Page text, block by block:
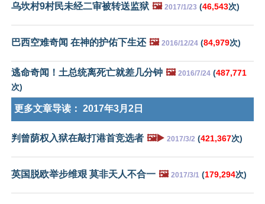
乌坎村9村民未经二审被转送监狱 🖼️ 2017/1/23 (46,543次)
巴西空难奇闻 在神的护佑下生还 🖼️ 2016/12/24 (84,979次)
逃命奇闻！土总统离死亡就差几分钟 🖼️ 2016/7/24 (487,771
次)
更多文章导读： 2017年3月2日
判曾荫权入狱在敲打港首竞选者 🖼️▶️ 2017/3/2 (421,367次)
英国脱欧举步维艰 莫非天人不合一 🖼️ 2017/3/1 (179,294次)